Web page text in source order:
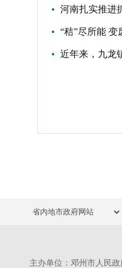
河南扎实推进
“秸”尽所能
近年来，九龙
主办单位：邓州市人民